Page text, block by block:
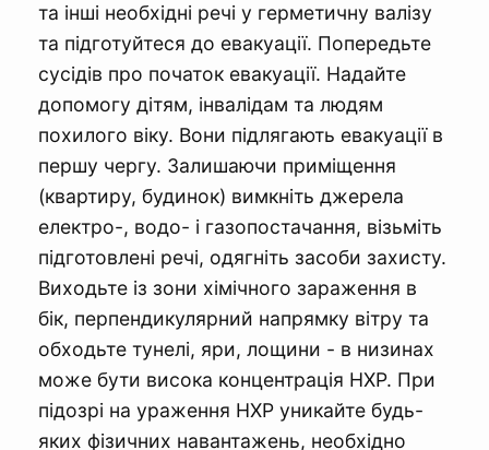
та інші необхідні речі у герметичну валізу
та підготуйтеся до евакуації. Попередьте
сусідів про початок евакуації. Надайте
допомогу дітям, інвалідам та людям
похилого віку. Вони підлягають евакуації в
першу чергу. Залишаючи приміщення
(квартиру, будинок) вимкніть джерела
електро-, водо- і газопостачання, візьміть
підготовлені речі, одягніть засоби захисту.
Виходьте із зони хімічного зараження в
бік, перпендикулярний напрямку вітру та
обходьте тунелі, яри, лощини - в низинах
може бути висока концентрація НХР. При
підозрі на ураження НХР уникайте будь-
яких фізичних навантажень, необхідно